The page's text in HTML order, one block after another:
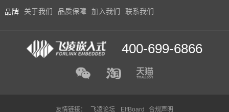
品牌 关于我们 品质保障 加入我们 联系我们
400-699-6866
友情链接： 飞凌论坛 ElfBoard 合规声明